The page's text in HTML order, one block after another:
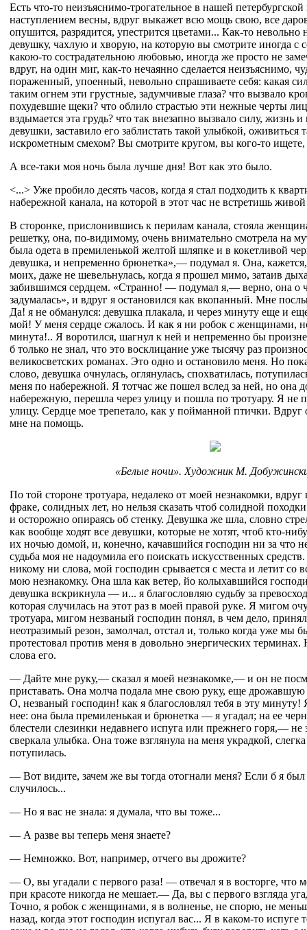
Есть что-то неизъяснимо-трогательное в нашей
наступлением весны, вдруг выкажет всю мощь свою, все
опушится, разрядится, упестрится цветами... Как-то невольно
девушку, чахлую и хворую, на которую вы смотрите иногда с
какою-то сострадательною любовью, иногда же просто не
вдруг, на один миг, как-то нечаянно сделается неизъяснимо,
пораженный, упоенный, невольно спрашиваете себя: какая
таким огнем эти грустные, задумчивые глаза? что вызвало
похудевшие щеки? что облило страстью эти нежные черты
вздымается эта грудь? что так внезапно вызвало силу, жизнь
девушки, заставило его заблистать такой улыбкой,
искрометным смехом? Вы смотрите кругом, вы кого-то ищете,
А все-таки моя ночь была лучше дня! Вот как это было.
<...> Уже пробило десять часов, когда я стал подходить к
набережной канала, на которой в этот час не встретишь
В сторонке, прислонившись к перилам канала, стояла
решетку, она, по-видимому, очень внимательно смотрела на
была одета в премиленькой желтой шляпке и в кокетливой
девушка, и непременно брюнетка»,— подумал я. Она,
моих, даже не шевельнулась, когда я прошел мимо, затаив
забившимся сердцем. «Странно! — подумал я,— верно, она о
задумалась», и вдруг я остановился как вкопанный. Мне
Да! я не обманулся: девушка плакала, и через минуту еще и
мой! У меня сердце сжалось. И как я ни робок с женщинами,
минута!.. Я воротился, шагнул к ней и непременно бы
б только не знал, что это восклицание уже тысячу раз
великосветских романах. Это одно и остановило меня. Но
слово, девушка очнулась, оглянулась, спохватилась,
меня по набережной. Я тотчас же пошел вслед за ней, но она
набережную, перешла через улицу и пошла по тротуару. Я не
улицу. Сердце мое трепетало, как у пойманной птички.
мне на помощь.
«Белые ночи». Художник М.
По той стороне тротуара, недалеко от моей незнакомки,
фраке, солидных лет, но нельзя сказать чтоб солидной
и осторожно опираясь об стенку. Девушка же шла, словно
как вообще ходят все девушки, которые не хотят, чтоб кто-
их ночью домой, и, конечно, качавшийся господин ни за что
судьба моя не надоумила его поискать искусственных
никому ни слова, мой господин срывается с места и летит со
мою незнакомку. Она шла как ветер, йо колыхавшийся
девушка вскрикнула — и... я благословляю судьбу за
которая случилась на этот раз в моей правой руке. Я мигом
тротуара, мигом незваный господин понял, в чем дело,
неотразимый резон, замолчал, отстал и, только когда уже мы
протестовал против меня в довольно энергических терминах.
слова его.
— Дайте мне руку,— сказал я моей незнакомке,— и он не
приставать. Она молча подала мне свою руку, еще дрожавшую
О, незваный господин! как я благословлял тебя в эту минуту!
нее: она была премиленькая и брюнетка — я угадал; на ее
блестели слезинки недавнего испуга или прежнего горя,—
сверкала улыбка. Она тоже взглянула на меня украдкой,
потупилась.
— Вот видите, зачем же вы тогда отогнали меня? Если б я
случилось...
— Но я вас не знала: я думала, что вы тоже...
— А разве вы теперь меня знаете?
— Немножко. Вот, например, отчего вы дрожите?
— О, вы угадали с первого раза! — отвечал я в восторге, что
при красоте никогда не мешает.— Да, вы с первого взгляда
Точно, я робок с женщинами, я в волненье, не спорю, не
назад, когда этот господин испугал вас... Я в каком-то испуге